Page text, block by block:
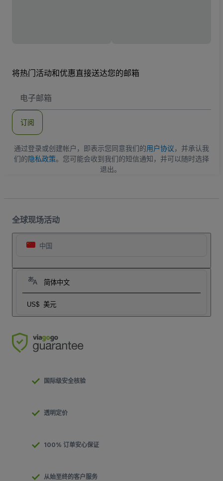
将热门活动和优惠直接送达您的邮箱
子
地
订阅
通过登录或创建帐户，即表示您同意我们的用户协议，并承认我
们的隐私政策。您可能会收到我们的短信通知，并可以随时选择
退出。
全球现场活动
中国
简体中文
US$ 美元
国际级安全核验
透明定价
100% 订单安心保证
从始至终的客户服务